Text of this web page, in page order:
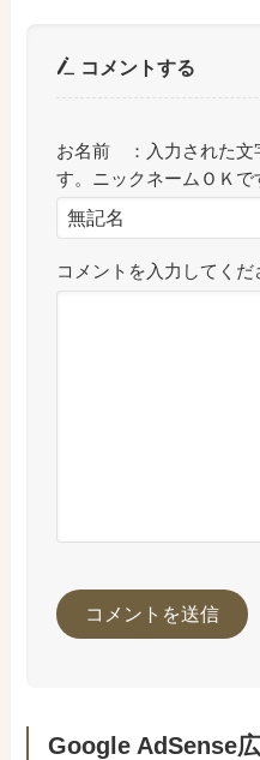
コメントする
お名前 ：入力された文
す。ニックネームＯＫで
コメントを入力してくだ
Google AdSense